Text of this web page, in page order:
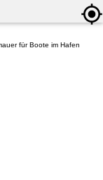
für Boote im Hafen